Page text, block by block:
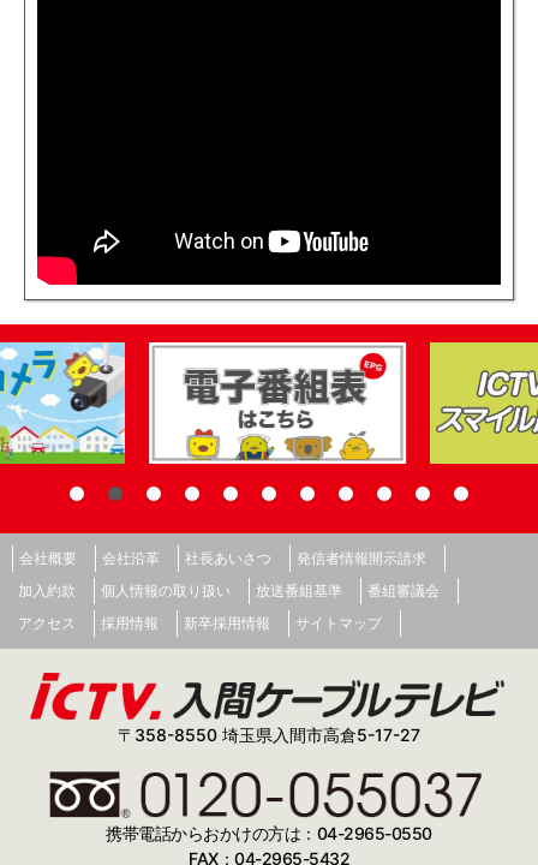
会社概要 会社沿革 社長あいさつ
発信者情報開示請求
加入約款
個人情報の取り扱い 放送番組基準
番組審議会
アクセス
採用情報 新卒採用情報 サイトマップ
〒358-8550 埼玉県入間市高倉5-17-27
携帯電話からおかけの方は：04-2965-0550
FAX：04-2965-5432